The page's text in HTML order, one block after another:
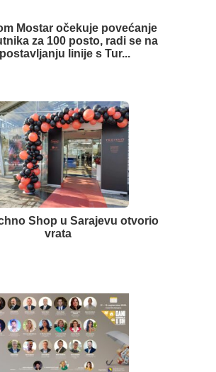
Mostar očekuje povećanje
za 100 posto, radi se na
linije s Tur...
Shop u Sarajevu otvorio
vrata